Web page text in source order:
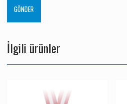
İlgili ürünler